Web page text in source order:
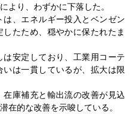
より、わずかに下落した。
、エネルギー投入とベンゼン
たため、穏やかに保たれたま
安定しており、工業用コーテ
は一貫しているが、拡大は限
庫補充と輸出流の改善が見込
在的な改善を示唆している。